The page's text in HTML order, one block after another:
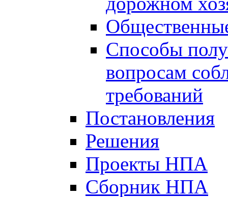
Способы
вопросам
требований
Постановления
Решения
Проекты НПА
Сборник НПА